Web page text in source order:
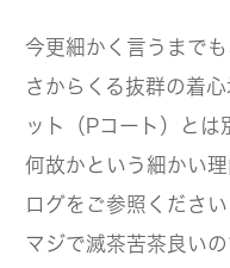
今更細かく言うまで
さからくる抜群の着
ット（Pコート）とは
何故かという細かい
ログをご参照ください
マジで滅茶苦茶良い